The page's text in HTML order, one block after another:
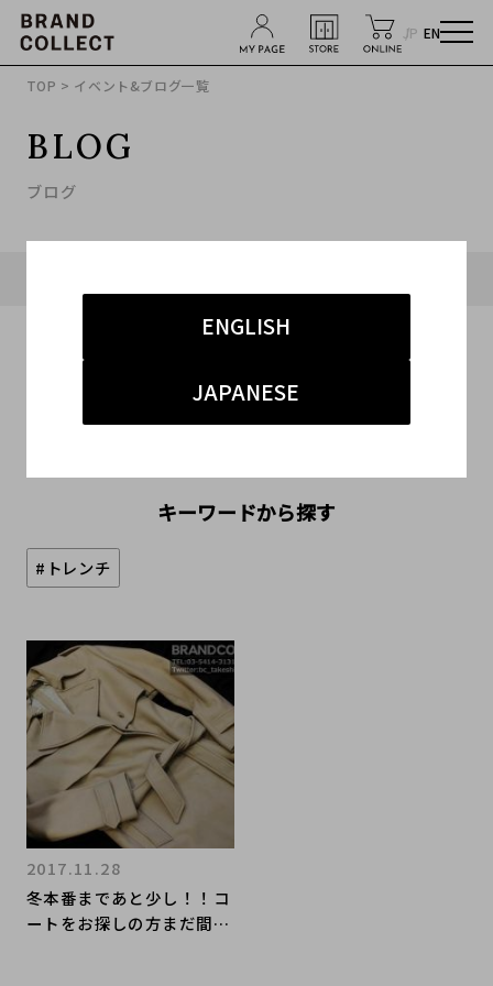
JP EN
ENGLISH
JAPANESE
TOP > イベント&ブログ一覧
BLOG
ブログ
キーワードから探す
#トレンチ
冬本番まであと少し！！コ
ートをお探しの方まだ間に
2017.11.28